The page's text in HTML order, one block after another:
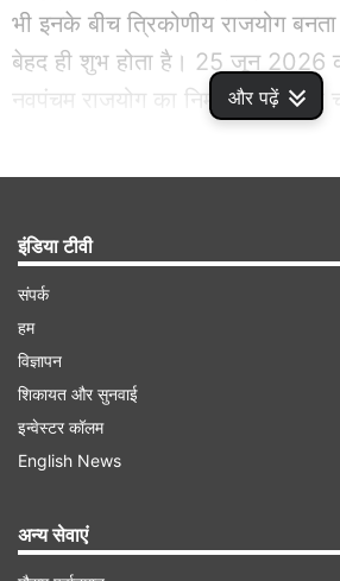
और पढ़ें
भी इनके बीच त्रिकोणीय राजयोग
बेहद ही शुभ होता है। 25 जून 2026
नवपंचम राजयोग का निर्माण करेंगे।
वृषभ राशि
इंडिया टीवी
संपर्क
हम
विज्ञापन
शिकायत और सुनवाई
इन्वेस्टर कॉलम
English News
अन्य सेवाएं